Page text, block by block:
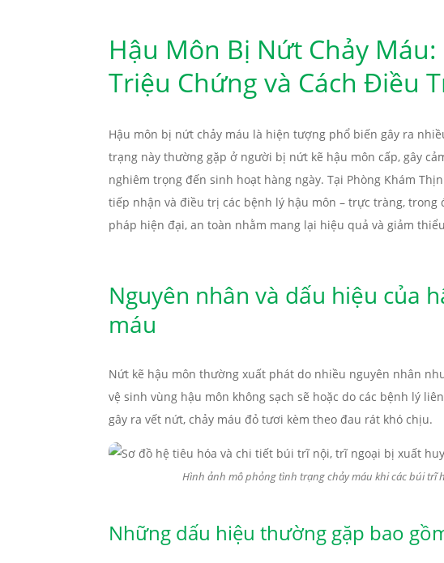
Hậu Môn Bị Nứt Chảy
Triệu Chứng và Cách Điều
Hậu môn bị nứt chảy máu là hiện tượng phổ biến gây ra
trạng này thường gặp ở người bị nứt kẽ hậu môn cấp, gây
nghiêm trọng đến sinh hoạt hàng ngày. Tại Phòng Khám
tiếp nhận và điều trị các bệnh lý hậu môn – trực tràng, trong
pháp hiện đại, an toàn nhằm mang lại hiệu quả và giảm
Nguyên nhân và dấu hiệu của
máu
Nứt kẽ hậu môn thường xuất phát do nhiều nguyên nhân
vệ sinh vùng hậu môn không sạch sẽ hoặc do các bệnh lý
gây ra vết nứt, chảy máu đỏ tươi kèm theo đau rát khó chịu.
Hình ảnh mô phỏng tình trạng chảy máu khi các búi trĩ
Những dấu hiệu thường gặp bao